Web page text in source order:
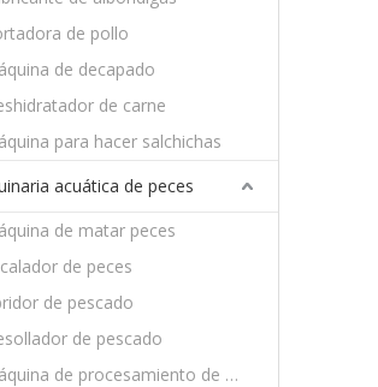
de pollo
de decapado
de carne
para hacer salchichas
acuática de peces
de matar peces
de peces
de pescado
de pescado
Máquina de procesamiento de camarón